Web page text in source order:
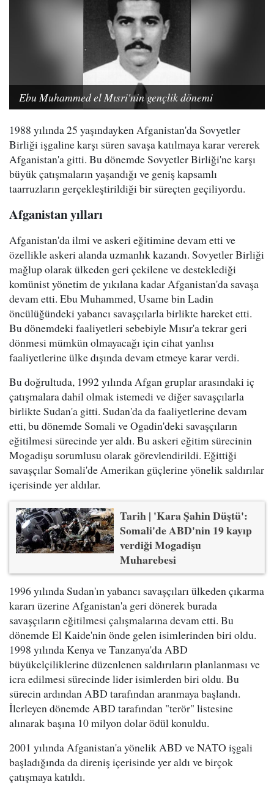
Ebu Muhammed el Mısri'nin gençlik dönemi
1988 yılında 25 yaşındayken Afganistan'da Sovyetler
Birliği işgaline karşı süren savaşa katılmaya karar vererek
Afganistan'a gitti. Bu dönemde Sovyetler Birliği'ne karşı
büyük çatışmaların yaşandığı ve geniş kapsamlı
taarruzların gerçekleştirildiği bir süreçten geçiliyordu.
Afganistan yılları
Afganistan'da ilmi ve askeri eğitimine devam etti ve
özellikle askeri alanda uzmanlık kazandı. Sovyetler Birliği
mağlup olarak ülkeden geri çekilene ve desteklediği
komünist yönetim de yıkılana kadar Afganistan'da savaşa
devam etti. Ebu Muhammed, Usame bin Ladin
öncülüğündeki yabancı savaşçılarla birlikte hareket etti.
Bu dönemdeki faaliyetleri sebebiyle Mısır'a tekrar geri
dönmesi mümkün olmayacağı için cihat yanlısı
faaliyetlerine ülke dışında devam etmeye karar verdi.
Bu doğrultuda, 1992 yılında Afgan gruplar arasındaki iç
çatışmalara dahil olmak istemedi ve diğer savaşçılarla
birlikte Sudan'a gitti. Sudan'da da faaliyetlerine devam
etti, bu dönemde Somali ve Ogadin'deki savaşçıların
eğitilmesi sürecinde yer aldı. Bu askeri eğitim sürecinin
Mogadişu sorumlusu olarak görevlendirildi. Eğittiği
savaşçılar Somali'de Amerikan güçlerine yönelik saldırılar
içerisinde yer aldılar.
Tarih | 'Kara Şahin Düştü':
Somali'de ABD'nin 19 kayıp
verdiği Mogadişu
Muharebesi
1996 yılında Sudan'ın yabancı savaşçıları ülkeden çıkarma
kararı üzerine Afganistan'a geri dönerek burada
savaşçıların eğitilmesi çalışmalarına devam etti. Bu
dönemde El Kaide'nin önde gelen isimlerinden biri oldu.
1998 yılında Kenya ve Tanzanya'da ABD
büyükelçiliklerine düzenlenen saldırıların planlanması ve
icra edilmesi sürecinde lider isimlerden biri oldu. Bu
sürecin ardından ABD tarafından aranmaya başlandı.
İlerleyen dönemde ABD tarafından "terör" listesine
alınarak başına 10 milyon dolar ödül konuldu.
2001 yılında Afganistan'a yönelik ABD ve NATO işgali
başladığında da direniş içerisinde yer aldı ve birçok
çatışmaya katıldı.